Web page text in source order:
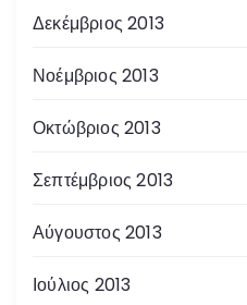
Δεκέμβριος 2013
Νοέμβριος 2013
Οκτώβριος 2013
Σεπτέμβριος 2013
Αύγουστος 2013
Ιούλιος 2013